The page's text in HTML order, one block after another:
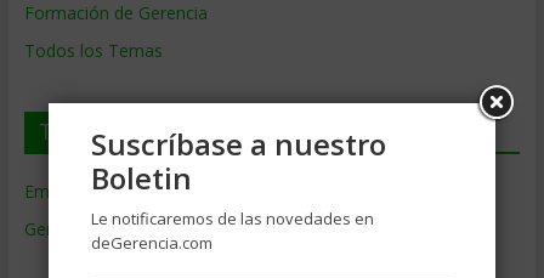
Formación de Gerencia
Todos los Temas
Temas de Gerencia
Empresas de Gerencia
Gerencia(9.477)
Suscríbase a nuestro
Boletin
Le notificaremos de las novedades en
deGerencia.com